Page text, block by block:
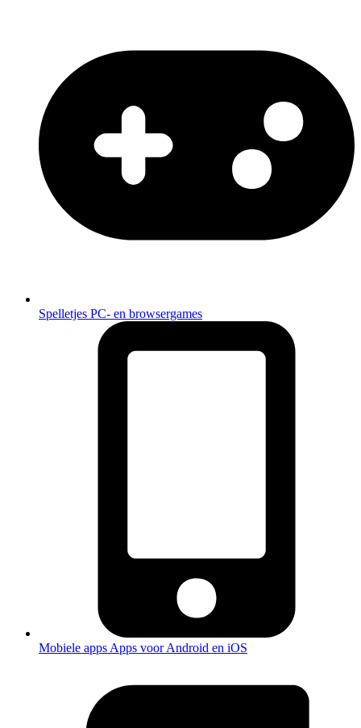
Spelletjes PC- en browsergames
Mobiele apps Apps voor Android en iOS